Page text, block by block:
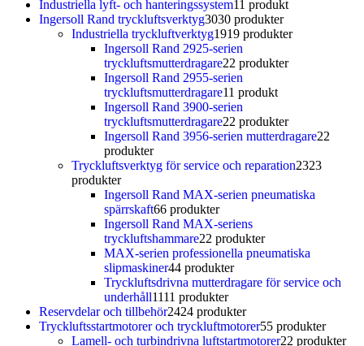
Industriella lyft- och hanteringssystem11 produkt
Ingersoll Rand tryckluftsverktyg3030 produkter
Industriella tryckluftverktyg1919 produkter
Ingersoll Rand 2925-serien
tryckluftsmutterdragare22 produkter
Ingersoll Rand 2955-serien
tryckluftsmutterdragare11 produkt
Ingersoll Rand 3900-serien
tryckluftsmutterdragare22 produkter
Ingersoll Rand 3956-serien mutterdragare22
produkter
Tryckluftsverktyg för service och reparation2323
produkter
Ingersoll Rand MAX-serien pneumatiska
spärrskaft66 produkter
Ingersoll Rand MAX-seriens
tryckluftshammare22 produkter
MAX-serien professionella pneumatiska
slipmaskiner44 produkter
Tryckluftsdrivna mutterdragare för service och
underhåll1111 produkter
Reservdelar och tillbehör2424 produkter
Tryckluftsstartmotorer och tryckluftmotorer55 produkter
Lamell- och turbindrivna luftstartmotorer22 produkter